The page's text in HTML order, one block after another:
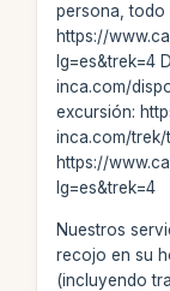
persona, todo
https://
lg=es&trek=4
inca.com/
excursión:
inca.com/trek/
https://
lg=es&trek=4
Nuestros
recojo en su
(incluyendo